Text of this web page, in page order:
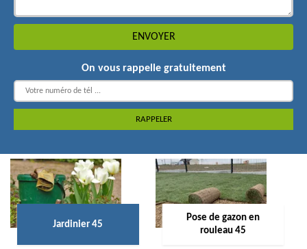
On vous rappelle gratuitement
Jardinier 45
Pose de gazon en
rouleau 45